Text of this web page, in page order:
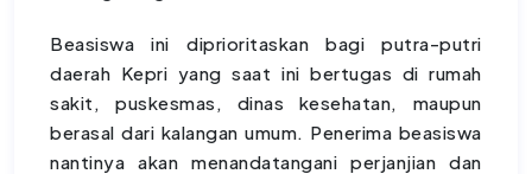
Beasiswa ini diprioritaskan bagi putra-putri
daerah Kepri yang saat ini bertugas di rumah
sakit, puskesmas, dinas kesehatan, maupun
berasal dari kalangan umum. Penerima beasiswa
nantinya akan menandatangani perjanjian dan